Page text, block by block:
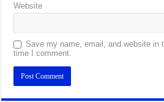
Website
Save my name, email, and website in
time I comment.
Alternative: